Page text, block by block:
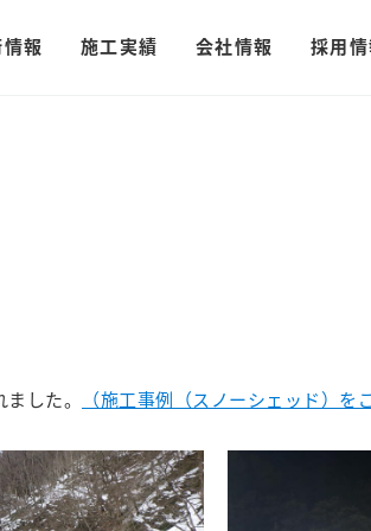
報 施工実績 会社情報 採用情
した。 （施工事例（スノーシェッド）を